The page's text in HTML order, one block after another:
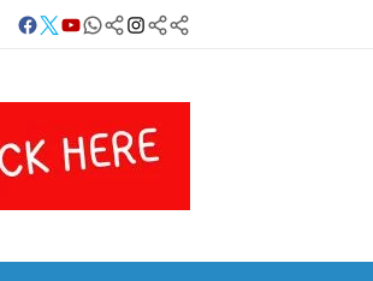
Facebook
Twitter
Youtube
Whatsapp
बलिया
लाइव
FOLLOW/JOIN
करें
Instagram
Telegram